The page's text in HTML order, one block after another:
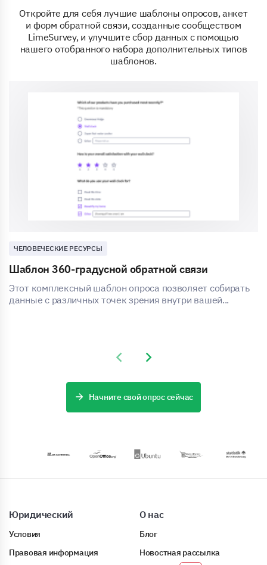
Откройте для себя лучшие шаблоны опросов, анкет
и форм обратной связи, созданные сообществом
LimeSurvey, и улучшите сбор данных с помощью
нашего отобранного набора дополнительных типов
шаблонов.
ЧЕЛОВЕЧЕСКИЕ РЕСУРСЫ
Шаблон 360-градусной обратной связи
Этот комплексный шаблон опроса позволяет собирать
данные с различных точек зрения внутри вашей...
Previous slide
Next slide
Начните свой опрос сейчас
Юридический
Условия
Правовая информация
О нас
Блог
Новостная рассылка